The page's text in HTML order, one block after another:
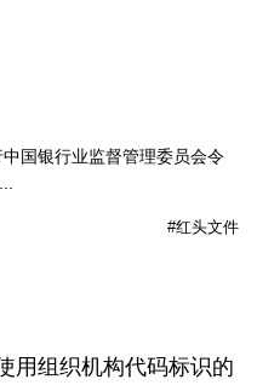
国银行业监督管理委员会令
#红头文件
用组织机构代码标识的